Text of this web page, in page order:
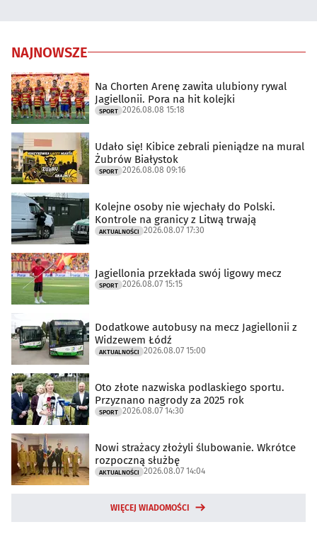
NAJNOWSZE
Na Chorten Arenę zawita ulubiony rywal
Jagiellonii. Pora na hit kolejki
SPORT 2026.08.08 15:18
Udało się! Kibice zebrali pieniądze na mural
Żubrów Białystok
SPORT 2026.08.08 09:16
Kolejne osoby nie wjechały do Polski.
Kontrole na granicy z Litwą trwają
AKTUALNOŚCI 2026.08.07 17:30
Jagiellonia przekłada swój ligowy mecz
SPORT 2026.08.07 15:15
Dodatkowe autobusy na mecz Jagiellonii z
Widzewem Łódź
AKTUALNOŚCI 2026.08.07 15:00
Oto złote nazwiska podlaskiego sportu.
Przyznano nagrody za 2025 rok
SPORT 2026.08.07 14:30
Nowi strażacy złożyli ślubowanie. Wkrótce
rozpoczną służbę
AKTUALNOŚCI 2026.08.07 14:04
WIĘCEJ WIADOMOŚCI